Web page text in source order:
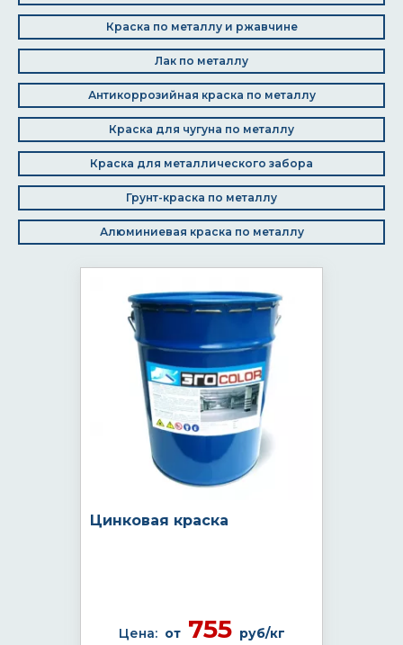
Краска по металлу и ржавчине
Лак по металлу
Антикоррозийная краска по металлу
Краска для чугуна по металлу
Краска для металлического забора
Грунт-краска по металлу
Алюминиевая краска по металлу
Цинковая краска
Цена: от755 руб/кг